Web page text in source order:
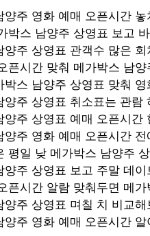
양주 영화 예매 오픈시간
박스 남양주 상영표 보고
양주 상영표 관객수 많은
픈시간 맞춰 메가박스 남
박스 남양주 상영표 맞춰
양주 상영표 취소표는 관람
양주 상영표 예매 오픈시간
양주 영화 예매 오픈시간
평일 낮 메가박스 남양주
양주 상영표 보고 주말 데
픈시간 알람 맞춰두면 메
양주 상영표 며칠 치 비교
양주 영화 예매 오픈시간